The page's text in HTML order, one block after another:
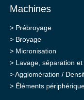
Machines
> Prébroyage
> Broyage
> Micronisation
> Lavage, séparation
>Agglomération /
> Éléments